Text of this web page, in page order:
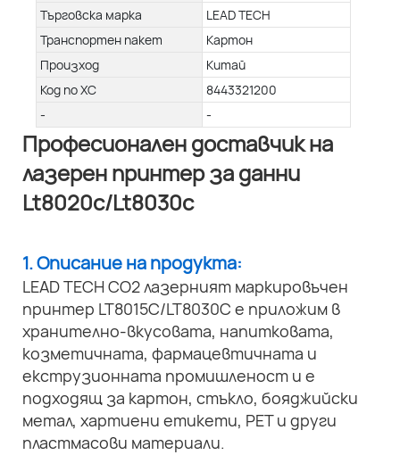
Търговска марка
LEAD TECH
Транспортен пакет
Картон
Произход
Китай
Код по ХС
8443321200
-
-
Професионален доставчик на
лазерен принтер за данни
Lt8020c/Lt8030c
1. Описание на продукта:
LEAD TECH CO2 лазерният маркировъчен
принтер LT8015C/LT8030C е приложим в
хранително-вкусовата, напитковата,
козметичната, фармацевтичната и
екструзионната промишленост и е
подходящ за картон, стъкло, бояджийски
метал, хартиени етикети, PET и други
пластмасови материали.